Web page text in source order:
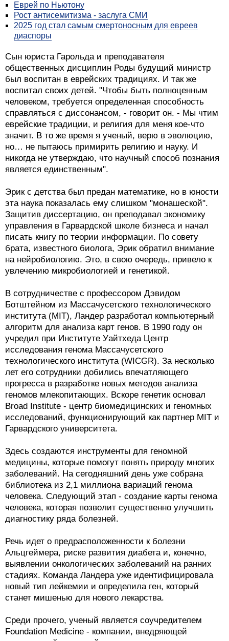
Еврей по Ньютону
Рост антисемитизма - заслуга СМИ
2025 год стал самым смертоносным для евреев
диаспоры
Сын юриста Гарольда и преподавателя
общественных дисциплин Роды будущий министр
был воспитан в еврейских традициях. И так же
воспитал своих детей. "Чтобы быть полноценным
человеком, требуется определенная способность
справляться с диссонансом, - говорит он. - Мы чтим
еврейские традиции, и религия для меня кое-что
значит. В то же время я ученый, верю в эволюцию,
но… не пытаюсь примирить религию и науку. И
никогда не утверждаю, что научный способ познания
является единственным".
Эрик с детства был предан математике, но в юности
эта наука показалась ему слишком "монашеской".
Защитив диссертацию, он преподавал экономику
управления в Гарвардской школе бизнеса и начал
писать книгу по теории информации. По совету
брата, известного биолога, Эрик обратил внимание
на нейробиологию. Это, в свою очередь, привело к
увлечению микробиологией и генетикой.
В сотрудничестве с профессором Дэвидом
Ботштейном из Массачусетского технологического
института (MIT), Ландер разработал компьютерный
алгоритм для анализа карт генов. В 1990 году он
учредил при Институте Уайтхеда Центр
исследования генома Массачусетского
технологического института (WICGR). За несколько
лет его сотрудники добились впечатляющего
прогресса в разработке новых методов анализа
геномов млекопитающих. Вскоре генетик основал
Broad Institute - центр биомедицинских и геномных
исследований, функционирующий как партнер MIT и
Гарвардского университета.
Здесь создаются инструменты для геномной
медицины, которые помогут понять природу многих
заболеваний. На сегодняшний день уже собрана
библиотека из 2,1 миллиона вариаций генома
человека. Следующий этап - создание карты генома
человека, которая позволит существенно улучшить
диагностику ряда болезней.
Речь идет о предрасположенности к болезни
Альцгеймера, риске развития диабета и, конечно,
выявлении онкологических заболеваний на ранних
стадиях. Команда Ландера уже идентифицировала
новый тип лейкемии и определила ген, который
станет мишенью для нового лекарства.
Среди прочего, ученый является соучредителем
Foundation Medicine - компании, внедряющей